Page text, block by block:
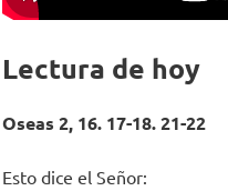
Lectura de hoy
Oseas 2, 16. 17-18. 21-22
Esto dice el Señor: